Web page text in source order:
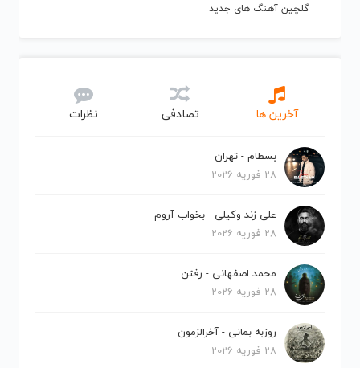
گلچین آهنگ های جدید
آخرین ها تصادفی نظرات
بسطام - تهران
28 فوریه 2026
علی زند وکیلی - بخواب آروم
28 فوریه 2026
محمد اصفهانی - رفتن
28 فوریه 2026
روزبه بمانی - آخرالزمون
28 فوریه 2026